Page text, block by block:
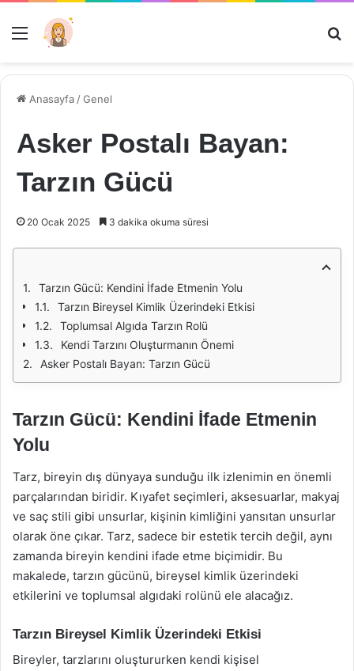
Menü
Anasayfa /Genel
Asker Postalı Bayan:
Tarzın Gücü
20 Ocak 2025 3 dakika okuma süresi
Tarzın Gücü: Kendini İfade Etmenin Yolu
Tarzın Bireysel Kimlik Üzerindeki Etkisi
Toplumsal Algıda Tarzın Rolü
Kendi Tarzını Oluşturmanın Önemi
Asker Postalı Bayan: Tarzın Gücü
Tarzın Gücü: Kendini İfade Etmenin
Yolu
Tarz, bireyin dış dünyaya sunduğu ilk izlenimin en önemli
parçalarından biridir. Kıyafet seçimleri, aksesuarlar, makyaj
ve saç stili gibi unsurlar, kişinin kimliğini yansıtan unsurlar
olarak öne çıkar. Tarz, sadece bir estetik tercih değil, aynı
zamanda bireyin kendini ifade etme biçimidir. Bu
makalede, tarzın gücünü, bireysel kimlik üzerindeki
etkilerini ve toplumsal algıdaki rolünü ele alacağız.
Tarzın Bireysel Kimlik Üzerindeki Etkisi
Bireyler, tarzlarını oluştururken kendi kişisel